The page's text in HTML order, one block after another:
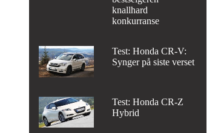
knallhard
konkurranse
Test: Honda CR-V:
Synger på siste verset
Test: Honda CR-Z
Hybrid